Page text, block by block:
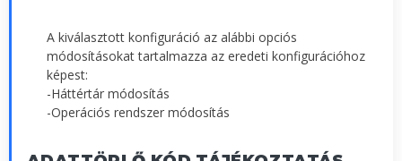
A kiválasztott konfiguráció az alábbi opciós
módosításokat tartalmazza az eredeti konfigurációhoz
képest:
-Háttértár módosítás
-Operációs rendszer módosítás